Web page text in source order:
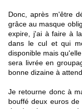
Donc, après m'être
grâce au masque
expire, j'ai à faire à
dans le cul et qui
disponible mais
sera livrée en
bonne dizaine à
Je retourne donc à
bouffé deux euros